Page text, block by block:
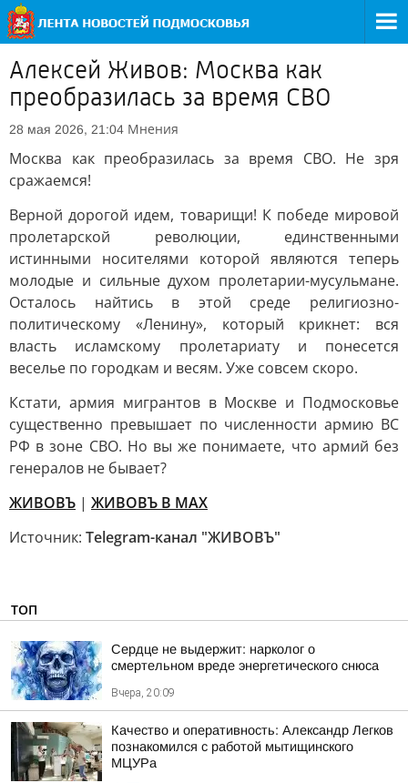
Алексей Живов: Москва как
преобразилась за время СВО
28 мая 2026, 21:04 Мнения
Москва как преобразилась за время СВО. Не зря
сражаемся!
Верной дорогой идем, товарищи! К победе мировой
пролетарской революции, единственными
истинными носителями которой являются теперь
молодые и сильные духом пролетарии-мусульмане.
Осталось найтись в этой среде религиозно-
политическому «Ленину», который крикнет: вся
власть исламскому пролетариату и понесется
веселье по городкам и весям. Уже совсем скоро.
Кстати, армия мигрантов в Москве и Подмосковье
существенно превышает по численности армию ВС
РФ в зоне СВО. Но вы же понимаете, что армий без
генералов не бывает?
ЖИВОВЪ | ЖИВОВЪ В МАХ
Источник: Telegram-канал "ЖИВОВЪ"
ТОП
Сердце не выдержит: нарколог о
смертельном вреде энергетического снюса
Вчера, 20:09
Качество и оперативность: Александр Легков
познакомился с работой мытищинского
МЦУРа